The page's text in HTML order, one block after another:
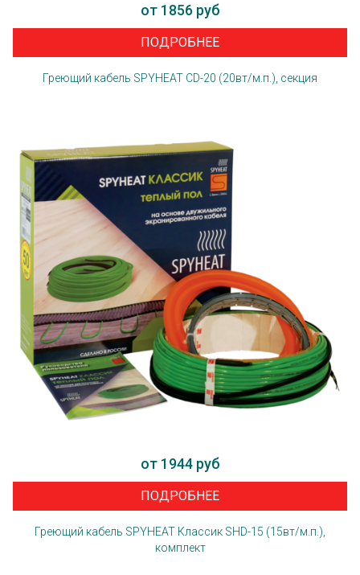
от 1856 руб
ПОДРОБНЕЕ
Греющий кабель SPYHEAT CD-20 (20вт/м.п.), секция
от 1944 руб
ПОДРОБНЕЕ
Греющий кабель SPYHEAT Классик SHD-15 (15вт/м.п.),
комплект